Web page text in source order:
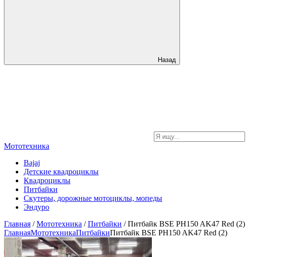
Назад
Мототехника
Bajaj
Детские квадроциклы
Квадроциклы
Питбайки
Скутеры, дорожные мотоциклы, мопеды
Эндуро
Главная /Мототехника /Питбайки / Питбайк BSE PH150 AK47 Red (2)
ГлавнаяМототехникаПитбайкиПитбайк BSE PH150 AK47 Red (2)